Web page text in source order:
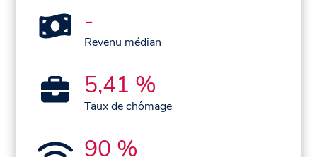
-
Revenu médian
5,41 %
Taux de chômage
90 %